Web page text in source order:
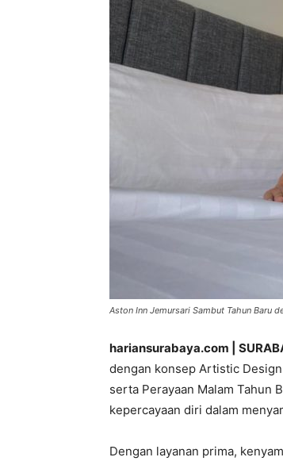
Aston Inn Jemursari Sambut Tahun Baru
hariansurabaya.com |
dengan konsep Artistic
serta Perayaan Malam Tahun
kepercayaan diri dalam
Dengan layanan prima,